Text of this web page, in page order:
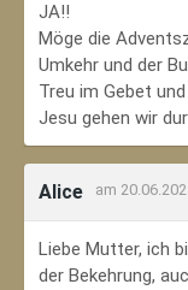
JA!!
Möge die
Umkehr und der
Treu im Gebet
Jesu gehen wir
Alice am
Liebe Mutter, ich
der Bekehrung,